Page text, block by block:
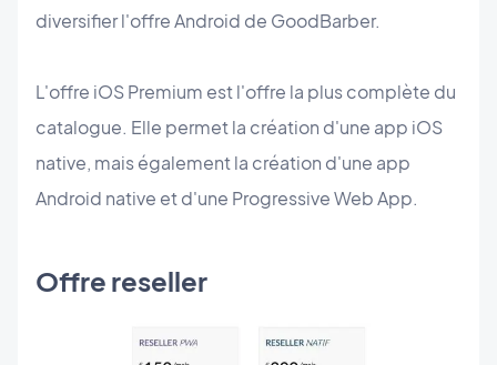
diversifier l'offre Android de GoodBarber.
L'offre iOS Premium est l'offre la plus complète du
catalogue. Elle permet la création d'une app iOS
native, mais également la création d'une app
Android native et d'une Progressive Web App.
Offre reseller